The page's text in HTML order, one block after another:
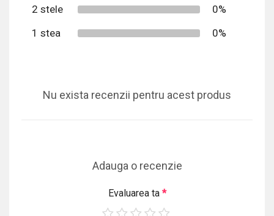
2 stele
0%
1 stea
0%
Nu exista recenzii pentru acest produs
Adauga o recenzie
Evaluarea ta *